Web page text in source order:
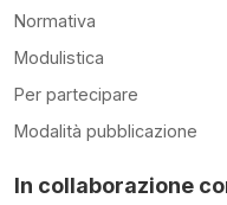
Normativa
Modulistica
Per partecipare
Modalità pubblicazione
In collaborazione